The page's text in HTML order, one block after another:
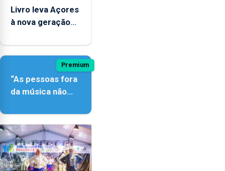
Livro leva Açores
à nova geração
Premium
“As pessoas fora
da música não
quão difícil é
produzir uma
música”